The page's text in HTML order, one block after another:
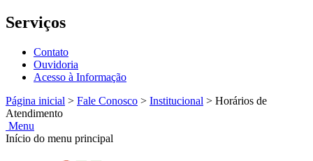
Serviços
Contato
Ouvidoria
Acesso à Informação
Página inicial > Fale Conosco > Institucional > Horários de
Atendimento
Menu
Início do menu principal